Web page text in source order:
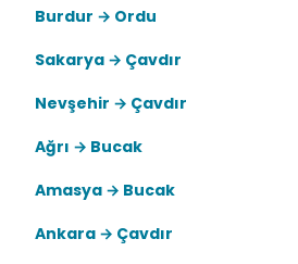
Burdur → Ordu
Sakarya → Çavdır
Nevşehir → Çavdır
Ağrı → Bucak
Amasya → Bucak
Ankara → Çavdır